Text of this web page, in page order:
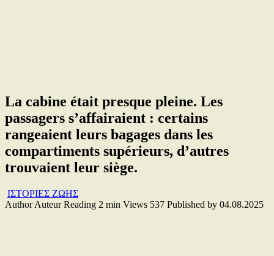
La cabine était presque pleine. Les
passagers s’affairaient : certains
rangeaient leurs bagages dans les
compartiments supérieurs, d’autres
trouvaient leur siège.
ΙΣΤΟΡΙΕΣ ΖΩΗΣ
Author Auteur Reading 2 min Views 537 Published by 04.08.2025